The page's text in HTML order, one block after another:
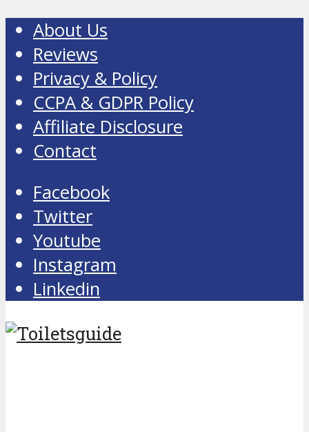
About Us
Reviews
Privacy & Policy
CCPA & GDPR Policy
Affiliate Disclosure
Contact
Facebook
Twitter
Youtube
Instagram
Linkedin